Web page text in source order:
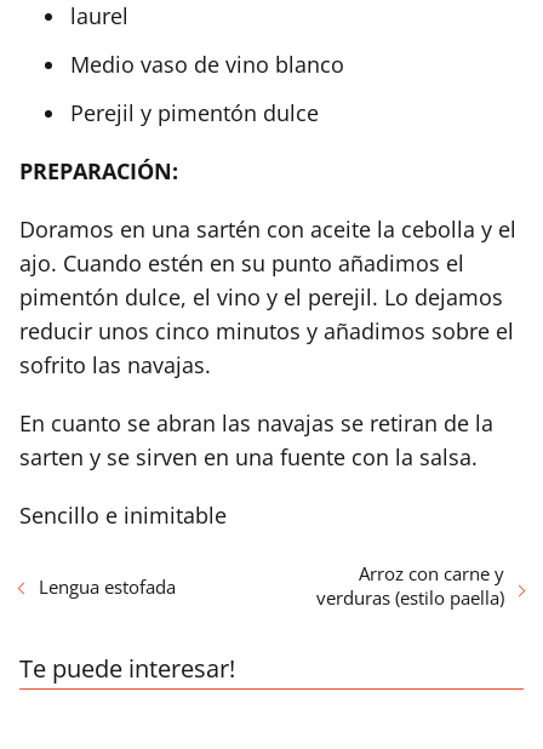
laurel
Medio vaso de vino blanco
Perejil y pimentón dulce
PREPARACIÓN:
Doramos en una sartén con aceite la cebolla y el
ajo. Cuando estén en su punto añadimos el
pimentón dulce, el vino y el perejil. Lo dejamos
reducir unos cinco minutos y añadimos sobre el
sofrito las navajas.
En cuanto se abran las navajas se retiran de la
sarten y se sirven en una fuente con la salsa.
Sencillo e inimitable
Lengua estofada
Arroz con carne y
verduras (estilo paella)
Te puede interesar!